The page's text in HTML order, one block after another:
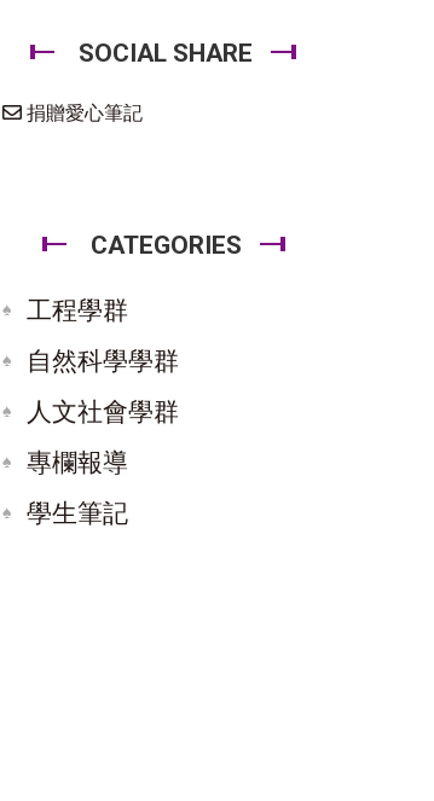
SOCIAL SHARE
捐贈愛心筆記
CATEGORIES
工程學群
自然科學學群
人文社會學群
專欄報導
學生筆記